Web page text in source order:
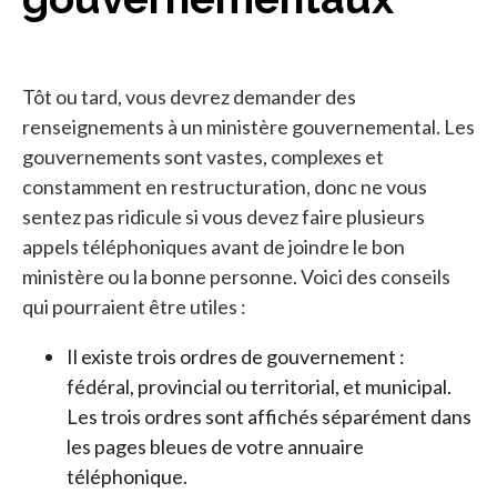
Tôt ou tard, vous devrez demander des
renseignements à un ministère gouvernemental. Les
gouvernements sont vastes, complexes et
constamment en restructuration, donc ne vous
sentez pas ridicule si vous devez faire plusieurs
appels téléphoniques avant de joindre le bon
ministère ou la bonne personne. Voici des conseils
qui pourraient être utiles :
Il existe trois ordres de gouvernement :
fédéral, provincial ou territorial, et municipal.
Les trois ordres sont affichés séparément dans
les pages bleues de votre annuaire
téléphonique.